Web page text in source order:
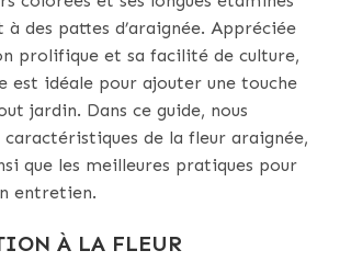
à des pattes d’araignée. Appréciée
prolifique et sa facilité de culture,
est idéale pour ajouter une touche
jardin. Dans ce guide, nous
de la fleur araignée,
que les meilleures pratiques pour
entretien.
À LA FLEUR